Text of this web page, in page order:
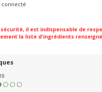
connecté
il est indispensable de
la liste d'ingrédients